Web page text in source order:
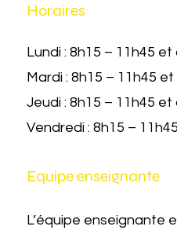
Horaires
Lundi : 8h15 – 11h45
Mardi : 8h15 – 11h45
Jeudi : 8h15 – 11h45
Vendredi : 8h15 –
Equipe enseignante
L’équipe enseignante